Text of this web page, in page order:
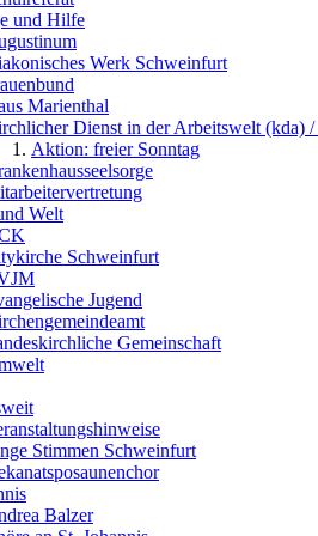
und Hilfe
Werk Schweinfurt
Marienthal
Dienst in der Arbeitswelt (kda) /
Aktion: freier Sonntag
Welt
Schweinfurt
Jugend
Gemeinschaft
Stimmen Schweinfurt
Balzer